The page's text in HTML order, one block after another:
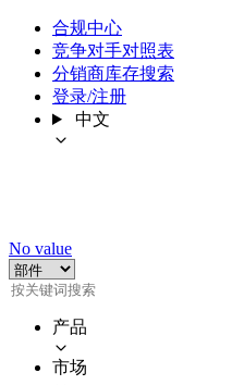
合规中心
竞争对手对照表
分销商库存搜索
登录/注册
中文
No value
产品
市场